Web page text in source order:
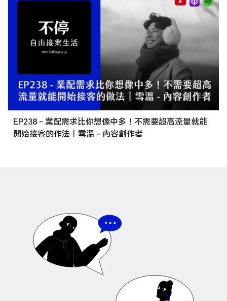
EP238 - 業配需求比你想像中多！不需要超高流量就能
開始接客的作法｜雪溫 - 內容創作者